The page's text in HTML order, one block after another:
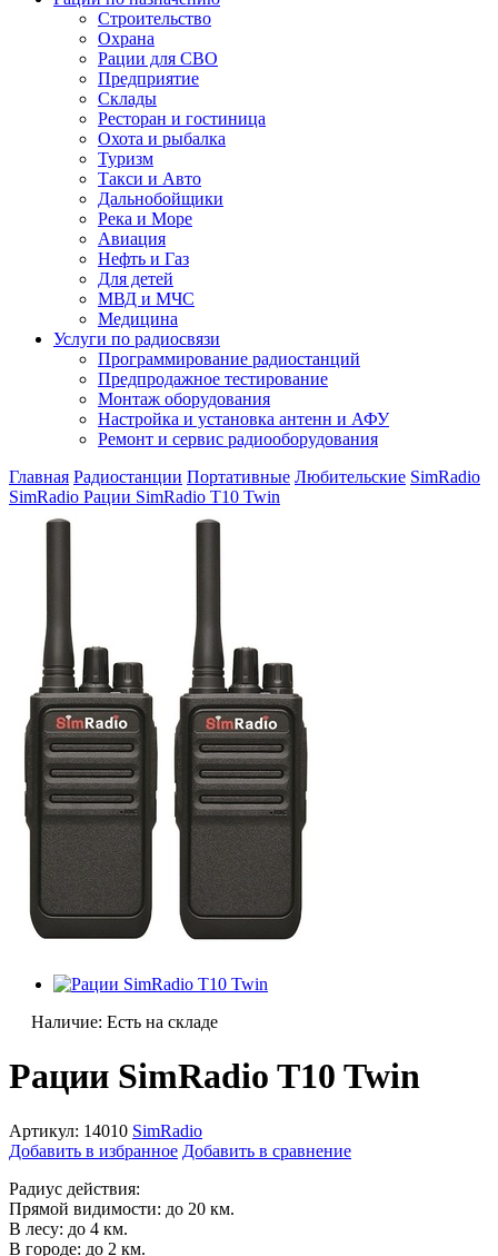
Строительство
Охрана
Рации для СВО
Предприятие
Склады
Ресторан и гостиница
Охота и рыбалка
Туризм
Такси и Авто
Дальнобойщики
Река и Море
Авиация
Нефть и Газ
Для детей
МВД и МЧС
Медицина
Услуги по радиосвязи
Программирование радиостанций
Предпродажное тестирование
Монтаж оборудования
Настройка и установка антенн и АФУ
Ремонт и сервис радиооборудования
Главная Радиостанции Портативные Любительские SimRadio
SimRadio Рации SimRadio T10 Twin
Наличие: Есть на складе
Рации SimRadio T10 Twin
Артикул: 14010 SimRadio
Добавить в избранное Добавить в сравнение
Радиус действия:
Прямой видимости: до 20 км.
В лесу: до 4 км.
В городе: до 2 км.